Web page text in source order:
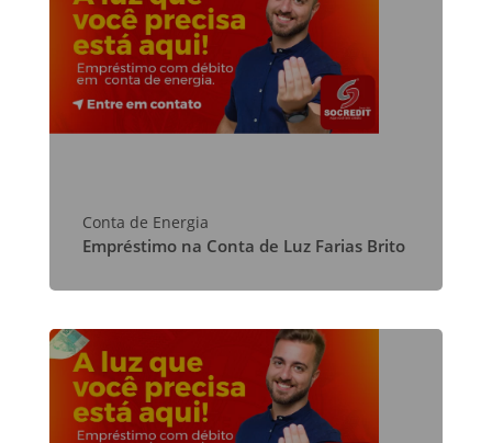
Conta de Energia
Empréstimo na Conta de Luz Farias Brito